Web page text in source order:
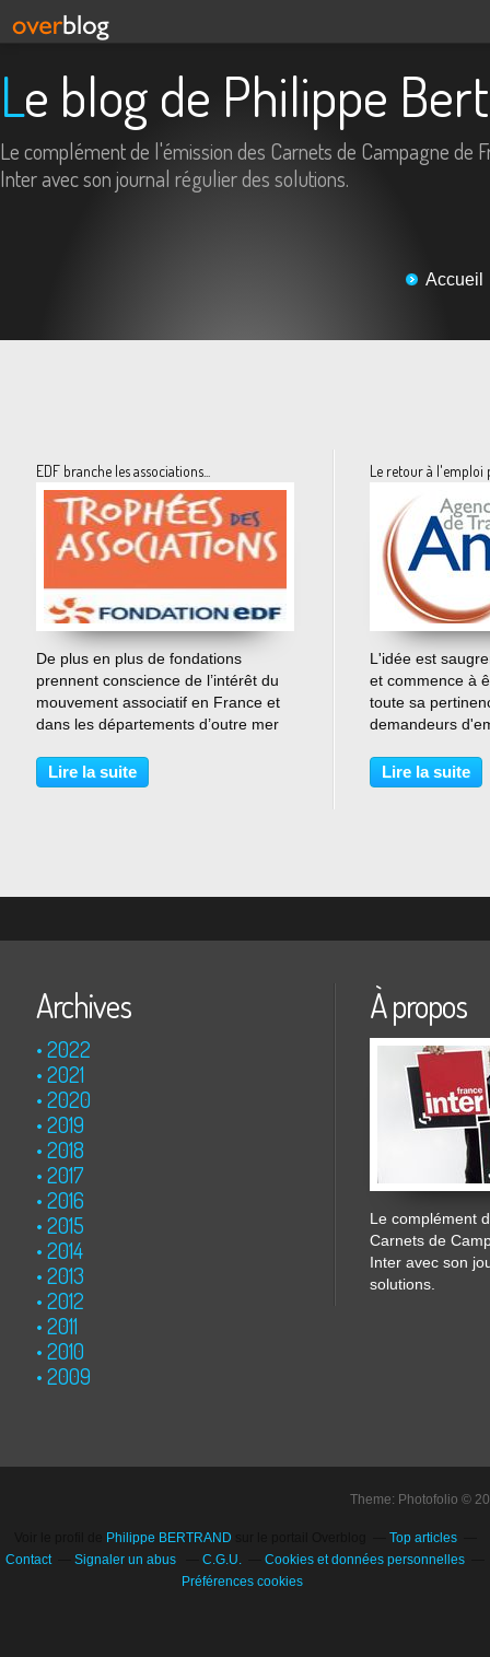
Le blog de Philippe
Le complément de l'émission des Carnets de Campagne de
Inter avec son journal régulier des solutions.
Accueil
EDF branche les associations...
…
De plus en plus de fondations
prennent conscience de l’intérêt du
mouvement associatif en France et
dans les départements d’outre mer
que je vous annonce le lancement
des troisièmes trophées des
Lire la suite
Le retour à l'emploi
L'idée est
et commence à
toute sa
demandeurs
veut qu'un
longue durée,
Lire la suite
Archives
2022
2021
2020
2019
2018
2017
2016
2015
2014
2013
2012
2011
2010
2009
À propos
Le complément
Carnets de
Inter avec son
solutions.
Theme: Photofolio ©
Philippe BERTRAND
Top articles
Contact
Signaler un abus C.G.U.
Cookies et données personnelles
Préférences cookies